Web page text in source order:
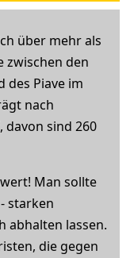
über mehr als
zwischen den
des Piave im
nach
davon sind 260
Man sollte
starken
abhalten lassen.
die gegen